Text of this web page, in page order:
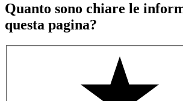
Quanto sono chiare le
questa pagina?